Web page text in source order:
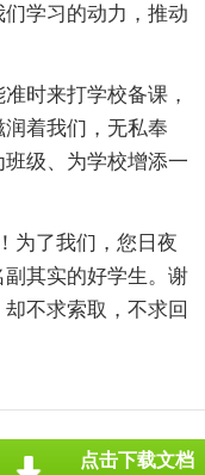
学习的动力，推动
时来打学校备课，
着我们，无私奉
级、为学校增添一
为了我们，您日夜
其实的好学生。谢
不求索取，不求回
点击下载文档